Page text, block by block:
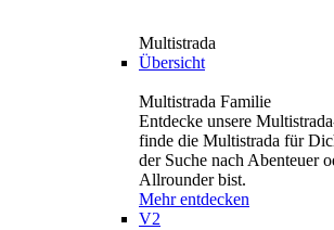
Multistrada
Übersicht
Multistrada Familie
Entdecke unsere
finde die Multistrada für
der Suche nach Abenteuer
Allrounder bist.
Mehr entdecken
V2